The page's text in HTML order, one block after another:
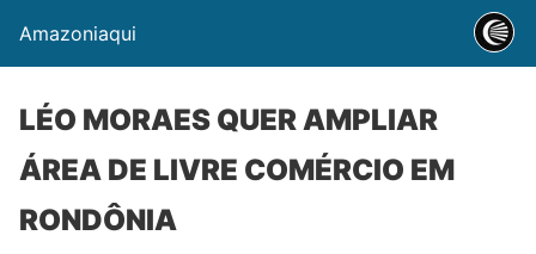
Amazoniaqui
LÉO MORAES QUER AMPLIAR
ÁREA DE LIVRE COMÉRCIO EM
RONDÔNIA